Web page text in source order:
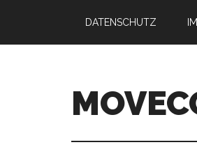
main
primary
DATENSCHUTZ
der